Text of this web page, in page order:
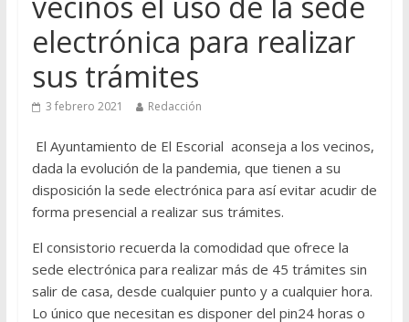
electrónica para realizar
sus trámites
3 febrero 2021 Redacción
El Ayuntamiento de El Escorial aconseja a los vecinos,
dada la evolución de la pandemia, que tienen a su
disposición la sede electrónica para así evitar acudir de
forma presencial a realizar sus trámites.
El consistorio recuerda la comodidad que ofrece la
sede electrónica para realizar más de 45 trámites sin
salir de casa, desde cualquier punto y a cualquier hora.
Lo único que necesitan es disponer del pin24 horas o